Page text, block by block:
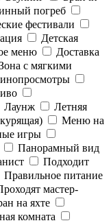
погреб
фестивали
Детская
меню
Доставка
с мягкими
Лаунж
Летняя
Меню на
игры
Панорамный вид
Подходит
Правильное питание
мастер-
на яхте
комната